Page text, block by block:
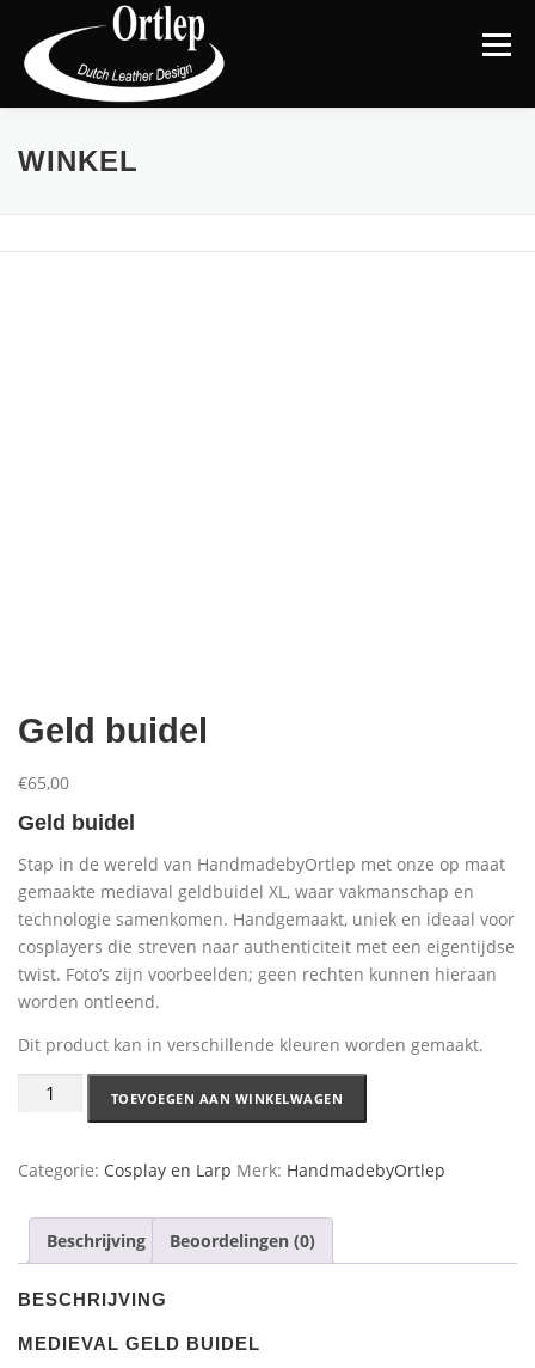
Menu
TERUG NAAR DE WEBSITE
WINKEL
Geld buidel
€65,00
Geld buidel
Stap in de wereld van HandmadebyOrtlep met onze op maat
gemaakte mediaval geldbuidel XL, waar vakmanschap en
technologie samenkomen. Handgemaakt, uniek en ideaal voor
cosplayers die streven naar authenticiteit met een eigentijdse
twist. Foto’s zijn voorbeelden; geen rechten kunnen hieraan
worden ontleend.
Dit product kan in verschillende kleuren worden gemaakt.
TOEVOEGEN AAN WINKELWAGEN
Categorie: Cosplay en Larp Merk: HandmadebyOrtlep
Beschrijving Beoordelingen (0)
BESCHRIJVING
MEDIEVAL GELD BUIDEL